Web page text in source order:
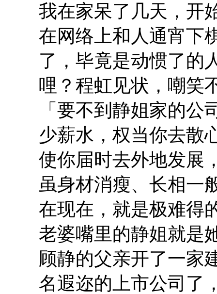
我在家呆了几天，开
在网络上和人通宵下
了，毕竟是动惯了的
哩？程虹见状，嘲笑
「要不到静姐家的
少薪水，权当你去散
使你届时去外地发展
虽身材消瘦、长相一
在现在，就是极难得
老婆嘴里的静姐就是
顾静的父亲开了一家
名遐迩的上市公司了